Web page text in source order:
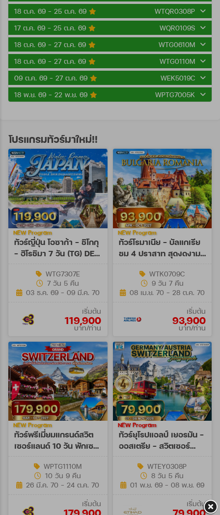
18 ต.ค. 69 - 25 ต.ค. 69
WTQR0308P
17 ต.ค. 69 - 25 ต.ค. 69
WQR0109S
18 ต.ค. 69 - 27 ต.ค. 69
WTG0610M
18 ต.ค. 69 - 27 ต.ค. 69
WTG0110M
09 ต.ค. 69 - 27 ต.ค. 69
WEK5019C
18 พ.ย. 69 - 22 พ.ย. 69
WPTG7005K
โปรแกรมทัวร์มาใหม่!!
ทัวร์ญี่ปุ่น โอซาก้า - ชิโกกุ
- ฮิโรชิมา 7 วัน (TG) DEC
NEW Program
WTG7307E
7 วัน 5 คืน
03 ธ.ค. 69 - 09 มี.ค. 70
เริ่มต้น
119,900
บาท/ท่าน
ทัวร์โรมาเนีย - บัลแกเรีย
ชม 4 ปราสาท สุดงดงาม
NEW Program
WTK0709C
9 วัน 7 คืน
08 เม.ย. 70 - 28 ต.ค. 70
เริ่มต้น
93,900
บาท/ท่าน
ทัวร์พรีเมี่ยมแกรนด์สวิต
เซอร์แลนด์ 10 วัน พักเซ
NEW Program
WPTG1110M
10 วัน 9 คืน
26 มี.ค. 70 - 24 ต.ค. 70
เริ่มต้น
ทัวร์ยุโรปแอลป์ เยอรมัน -
ออสเตรีย - สวิตเซอร์
NOV 26
NEW Program
WTEY0308P
8 วัน 5 คืน
01 พ.ย. 69 - 08 พ.ย. 69
เริ่มต้น